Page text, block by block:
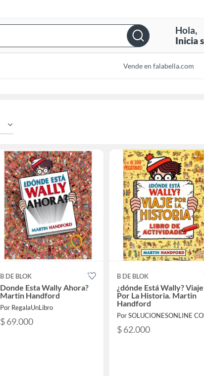
Bar
Hola,
Inicia
Vende en falabella.com
B DE BLOK
Donde Esta Wally Ahora?
Martin Handford
Por RegalaUnLibro
$ 69.000
B DE BLOK
¿dónde Está Wally? Viaje
Por La Historia. Martin
Handford
$ 62.000